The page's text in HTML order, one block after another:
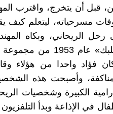
قبل أن يتخرج، واقترب
مسرحياته، ليتعلم
رحل الريحاني، وبكاه
«ساعة لقلبك»
فؤاد واحدا من هؤلاء
وأصبحت هذه
الكبيرة وشخصيات
في الإذاعة وبدأ